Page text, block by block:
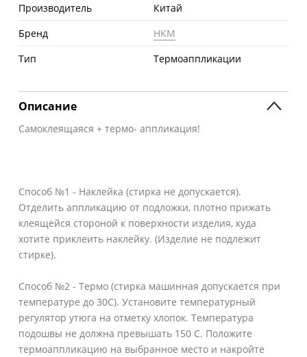
Производитель
Китай
Бренд
HKM
Тип
Термоаппликации
Описание
Самоклеящаяся + термо- аппликация!
Способ №1 - Наклейка (стирка не допускается).
Отделить аппликацию от подложки, плотно прижать
клеящейся стороной к поверхности изделия, куда
хотите приклеить наклейку. (Изделие не подлежит
стирке).
Способ №2 - Термо (стирка машинная допускается при
температуре до 30С). Установите температурный
регулятор утюга на отметку хлопок. Температура
подошвы не должна превышать 150 С. Положите
термоаппликацию на выбранное место и накройте